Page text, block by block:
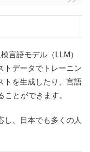
言語モデル（LLM）
トデータでトレーニン
トを生成したり、言語
とができます。
し、日本でも多くの人